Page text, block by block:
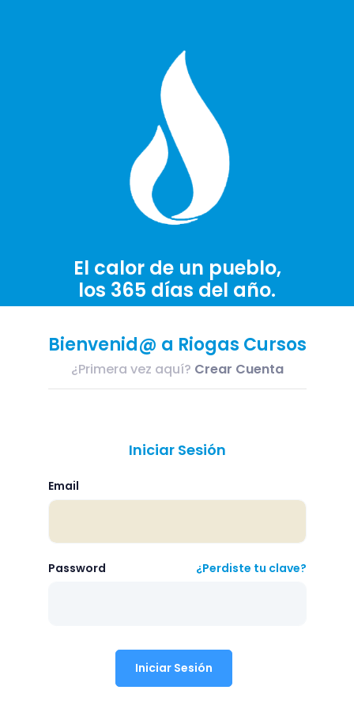
El calor de un pueblo,
los 365 días del año.
Bienvenid@ a Riogas Cursos
¿Primera vez aquí? Crear Cuenta
Iniciar Sesión
Email
Password ¿Perdiste tu clave?
Iniciar Sesión